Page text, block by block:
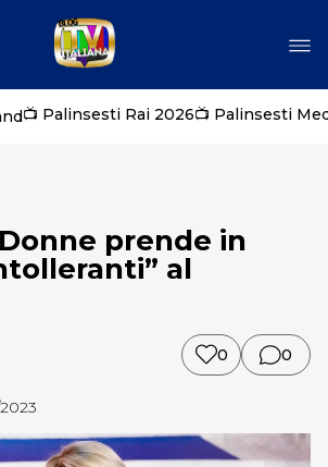
📺 Palinsesti Rai 2026📺 Palinsesti
prende in
al
0 0